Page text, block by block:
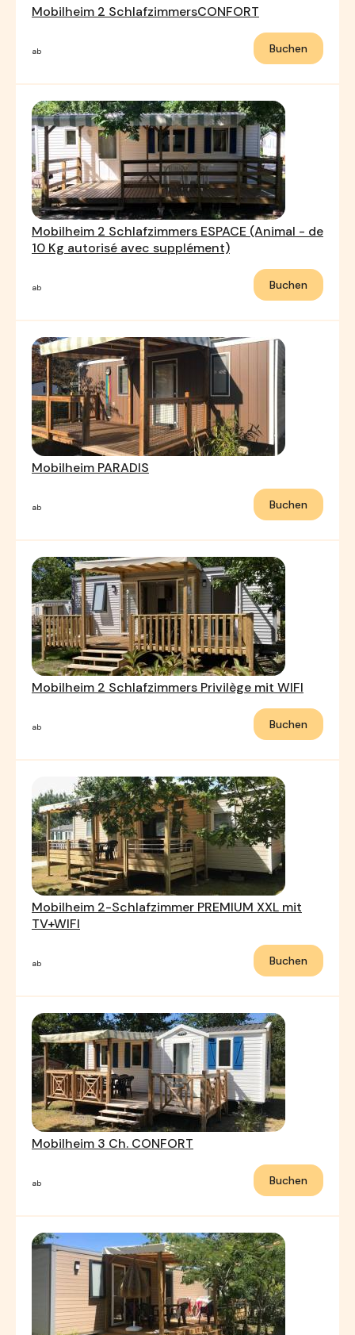
Mobilheim 2 SchlafzimmersCONFORT
ab Buchen
Mobilheim 2 Schlafzimmers ESPACE (Animal - de
10 Kg autorisé avec supplément)
ab Buchen
Mobilheim PARADIS
ab Buchen
Mobilheim 2 Schlafzimmers Privilège mit WIFI
ab Buchen
Mobilheim 2-Schlafzimmer PREMIUM XXL mit
TV+WIFI
ab Buchen
Mobilheim 3 Ch. CONFORT
ab Buchen